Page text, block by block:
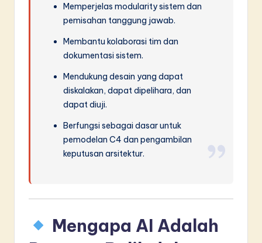
Memperjelas modularity sistem dan
pemisahan tanggung jawab.
Membantu kolaborasi tim dan
dokumentasi sistem.
Mendukung desain yang dapat
diskalakan, dapat dipelihara, dan
dapat diuji.
Berfungsi sebagai dasar untuk
pemodelan C4 dan pengambilan
keputusan arsitektur.
Mengapa AI Adalah